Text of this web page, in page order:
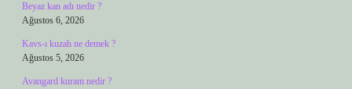
Beyaz kan adı nedir ?
Ağustos 6, 2026
Kavs-ı kuzah ne demek ?
Ağustos 5, 2026
Avangard kuram nedir ?